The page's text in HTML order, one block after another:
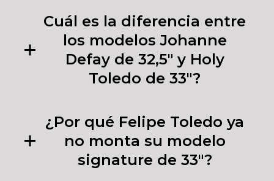
Cuál es la diferencia entre
los modelos Johanne
Defay de 32,5" y Holy
Toledo de 33"?
¿Por qué Felipe Toledo ya
no monta su modelo
signature de 33"?